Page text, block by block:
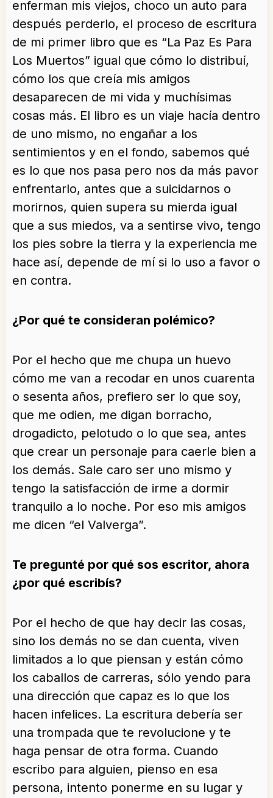
enferman mis viejos, choco un auto para
después perderlo, el proceso de escritura
de mi primer libro que es “La Paz Es Para
Los Muertos” igual que cómo lo distribuí,
cómo los que creía mis amigos
desaparecen de mi vida y muchísimas
cosas más. El libro es un viaje hacía dentro
de uno mismo, no engañar a los
sentimientos y en el fondo, sabemos qué
es lo que nos pasa pero nos da más pavor
enfrentarlo, antes que a suicidarnos o
morirnos, quien supera su mierda igual
que a sus miedos, va a sentirse vivo, tengo
los pies sobre la tierra y la experiencia me
hace así, depende de mí si lo uso a favor o
en contra.
¿Por qué te consideran polémico?
Por el hecho que me chupa un huevo
cómo me van a recodar en unos cuarenta
o sesenta años, prefiero ser lo que soy,
que me odien, me digan borracho,
drogadicto, pelotudo o lo que sea, antes
que crear un personaje para caerle bien a
los demás. Sale caro ser uno mismo y
tengo la satisfacción de irme a dormir
tranquilo a lo noche. Por eso mis amigos
me dicen “el Valverga”.
Te pregunté por qué sos escritor, ahora
¿por qué escribís?
Por el hecho de que hay decir las cosas,
sino los demás no se dan cuenta, viven
limitados a lo que piensan y están cómo
los caballos de carreras, sólo yendo para
una dirección que capaz es lo que los
hacen infelices. La escritura debería ser
una trompada que te revolucione y te
haga pensar de otra forma. Cuando
escribo para alguien, pienso en esa
persona, intento ponerme en su lugar y